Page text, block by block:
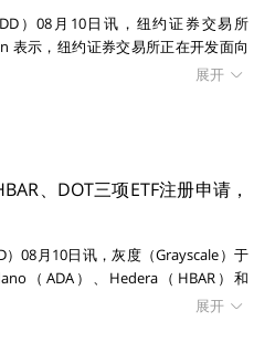
不构成任何投资建议
注链得得微信号（ID：
者下载链得得App
）08月10日讯，纽约证券交易所
表示，纽约证券交易所正在开发面向
并已于 7 月参与美国存托信托与清算
目。
展开
、DOT三项ETF注册申请，
08月10日讯，灰度（Grayscale）于
（ADA）、Hedera（HBAR）和
注册申请，三份撤回文件提交时间间
均表示，灰度不再计划推进相关 ETF
展开